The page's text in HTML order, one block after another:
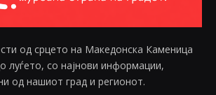
од срцето на Македонска Каменица
луѓето, со најнови информации,
од нашиот град и регионот.